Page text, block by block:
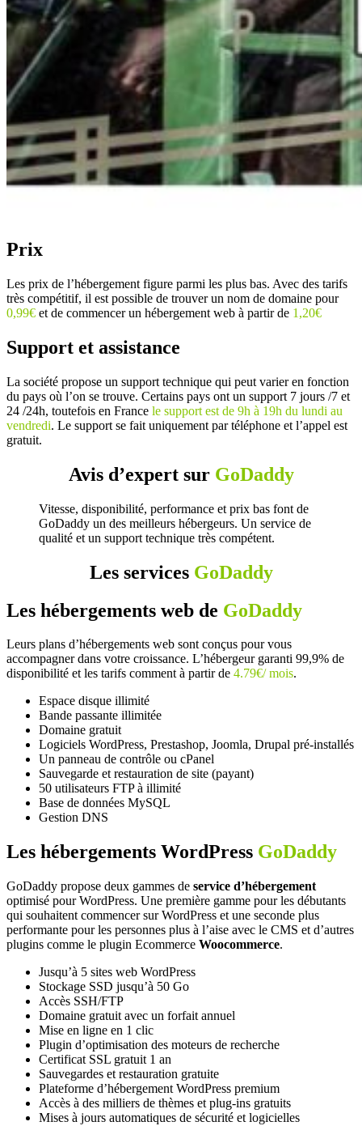
Prix
Les prix de l’hébergement figure parmi les plus bas. Avec des tarifs
très compétitif, il est possible de trouver un nom de domaine pour
0,99€ et de commencer un hébergement web à partir de 1,20€
Support et assistance
La société propose un support technique qui peut varier en fonction
du pays où l’on se trouve. Certains pays ont un support 7 jours /7 et
24 /24h, toutefois en France le support est de 9h à 19h du lundi au
vendredi. Le support se fait uniquement par téléphone et l’appel est
gratuit.
Avis d’expert sur GoDaddy
Vitesse, disponibilité, performance et prix bas font de
GoDaddy un des meilleurs hébergeurs. Un service de
qualité et un support technique très compétent.
Les services GoDaddy
Les hébergements web de GoDaddy
Leurs plans d’hébergements web sont conçus pour vous
accompagner dans votre croissance. L’hébergeur garanti 99,9% de
disponibilité et les tarifs comment à partir de 4.79€/ mois.
Espace disque illimité
Bande passante illimitée
Domaine gratuit
Logiciels WordPress, Prestashop, Joomla, Drupal pré-installés
Un panneau de contrôle ou cPanel
Sauvegarde et restauration de site (payant)
50 utilisateurs FTP à illimité
Base de données MySQL
Gestion DNS
Les hébergements WordPress GoDaddy
GoDaddy propose deux gammes de service d’hébergement
optimisé pour WordPress. Une première gamme pour les débutants
qui souhaitent commencer sur WordPress et une seconde plus
performante pour les personnes plus à l’aise avec le CMS et d’autres
plugins comme le plugin Ecommerce Woocommerce.
Jusqu’à 5 sites web WordPress
Stockage SSD jusqu’à 50 Go
Accès SSH/FTP
Domaine gratuit avec un forfait annuel
Mise en ligne en 1 clic
Plugin d’optimisation des moteurs de recherche
Certificat SSL gratuit 1 an
Sauvegardes et restauration gratuite
Plateforme d’hébergement WordPress premium
Accès à des milliers de thèmes et plug-ins gratuits
Mises à jours automatiques de sécurité et logicielles